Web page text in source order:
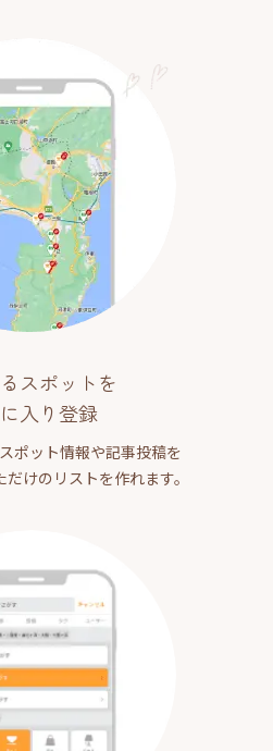
スポットを
入り登録
ポット情報や記事投稿を
けのリストを作れます。